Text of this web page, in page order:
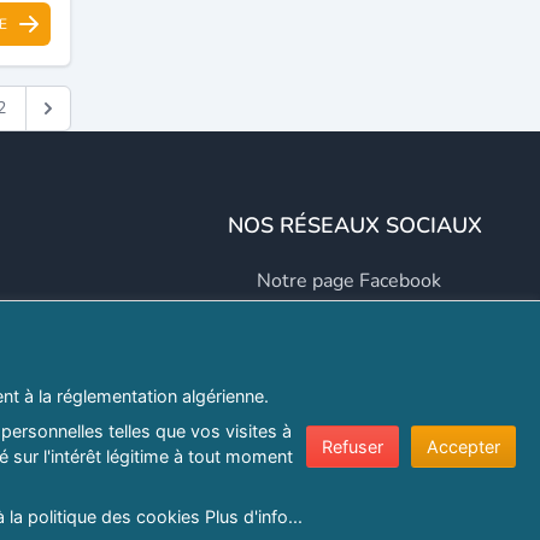
NOS RÉSEAUX SOCIAUX
Notre page Facebook
Notre page Twitter
à la réglementation algérienne.
telles que vos visites à
sur l'intérêt légitime à tout moment
la politique des cookies Plus d'info...
Refuser Accepter